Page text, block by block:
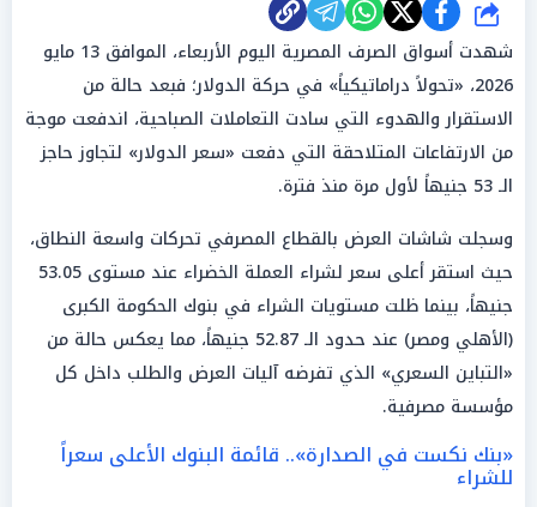
شارك
شهدت أسواق الصرف المصرية اليوم الأربعاء، الموافق 13 مايو
2026، «تحولاً دراماتيكياً» في حركة الدولار؛ فبعد حالة من
الاستقرار والهدوء التي سادت التعاملات الصباحية، اندفعت موجة
من الارتفاعات المتلاحقة التي دفعت «سعر الدولار» لتجاوز حاجز
الـ 53 جنيهاً لأول مرة منذ فترة.
وسجلت شاشات العرض بالقطاع المصرفي تحركات واسعة النطاق،
حيث استقر أعلى سعر لشراء العملة الخضراء عند مستوى 53.05
جنيهاً، بينما ظلت مستويات الشراء في بنوك الحكومة الكبرى
(الأهلي ومصر) عند حدود الـ 52.87 جنيهاً، مما يعكس حالة من
«التباين السعري» الذي تفرضه آليات العرض والطلب داخل كل
مؤسسة مصرفية.
«بنك نكست في الصدارة».. قائمة البنوك الأعلى سعراً
للشراء